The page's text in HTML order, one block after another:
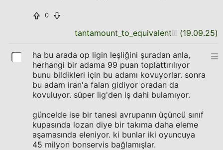
0
tantamount_to_equivalent (19.09.25)
ha bu arada op ligin leşliğini şuradan anla,
herhangi bir adama 99 puan toplattırılıyor
bunu bildikleri için bu adamı kovuyorlar. sonra
bu adam iran'a falan gidiyor oradan da
kovuluyor. süper lig'den iş dahi bulamıyor.
güncelde ise bir tanesi avrupanın üçüncü sınıf
kupasında lozan diye bir takıma daha eleme
aşamasında eleniyor. ki bunlar iki oyuncuya
45 milyon bonservis bağlamışlar.